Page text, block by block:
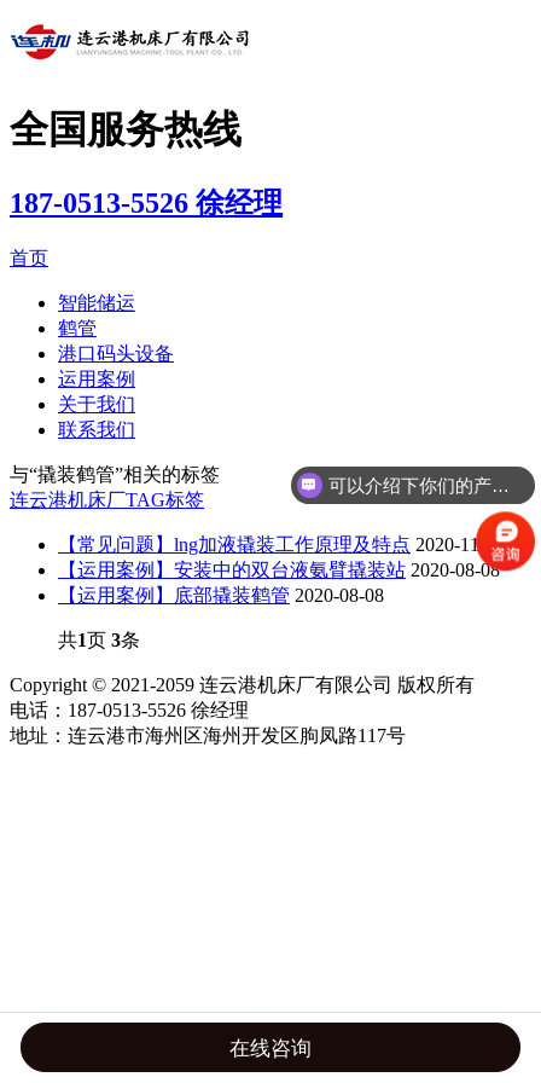
全国服务热线
187-0513-5526 徐经理
首页
智能储运
鹤管
港口码头设备
运用案例
关于我们
联系我们
与“撬装鹤管”相关的标签
连云港机床厂TAG标签
【常见问题】lng加液撬装工作原理及特点 2020-11-26
【运用案例】安装中的双台液氨臂撬装站 2020-08-08
【运用案例】底部撬装鹤管 2020-08-08
共1页 3条
Copyright © 2021-2059 连云港机床厂有限公司 版权所有
电话：187-0513-5526 徐经理
地址：连云港市海州区海州开发区朐凤路117号
可以介绍下你们的产品么？
在线咨询